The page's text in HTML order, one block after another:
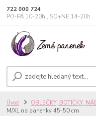
722 000 724
PO-PÁ 10-20h., SO+NE 14-20h.
Úvod OBLEČKY, BOTIČKY,
M/XL na panenky 45-50 cm